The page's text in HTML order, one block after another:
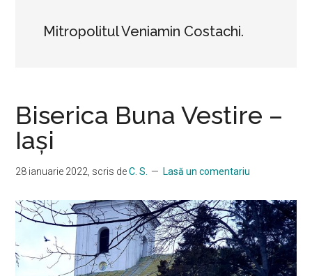
Iași
comunitate
Mitropolitul Veniamin Costachi.
Biserica Buna Vestire –
Iași
28 ianuarie 2022 , scris deC. S. Lasă un comentariu